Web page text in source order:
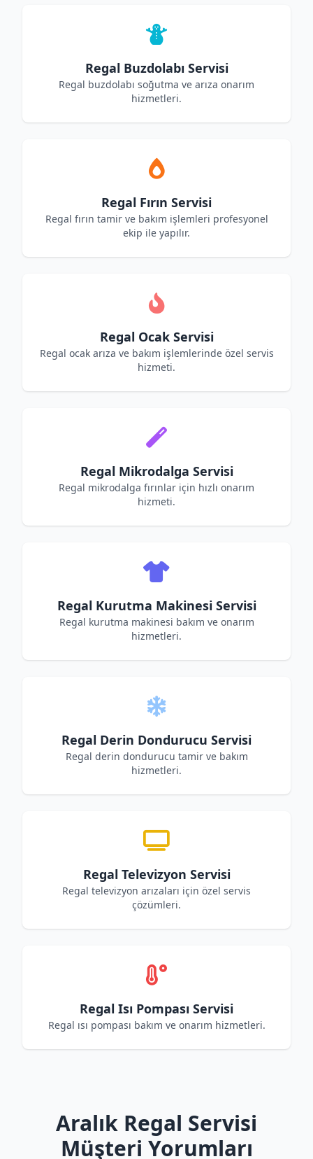
Regal Buzdolabı Servisi
Regal buzdolabı soğutma ve arıza onarım
hizmetleri.
Regal Fırın Servisi
Regal fırın tamir ve bakım işlemleri profesyonel
ekip ile yapılır.
Regal Ocak Servisi
Regal ocak arıza ve bakım işlemlerinde özel servis
hizmeti.
Regal Mikrodalga Servisi
Regal mikrodalga fırınlar için hızlı onarım
hizmeti.
Regal Kurutma Makinesi Servisi
Regal kurutma makinesi bakım ve onarım
hizmetleri.
Regal Derin Dondurucu Servisi
Regal derin dondurucu tamir ve bakım
hizmetleri.
Regal Televizyon Servisi
Regal televizyon arızaları için özel servis
çözümleri.
Regal Isı Pompası Servisi
Regal ısı pompası bakım ve onarım hizmetleri.
Aralık Regal Servisi
Müşteri Yorumları